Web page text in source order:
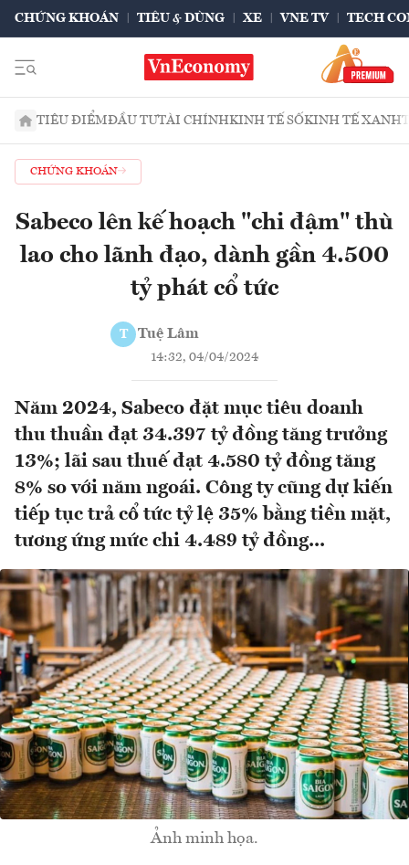
CHỨNG KHOÁN TIÊU & DÙNG XE VNE TV TECH
TIÊU ĐIỂMĐẦU TƯTÀI CHÍNHKINH TẾ SỐKINH TẾ XANH
CHỨNG KHOÁN
Sabeco lên kế hoạch "chi đậm" thù
lao cho lãnh đạo, dành gần 4.500
tỷ phát cổ tức
T Tuệ Lâm
14:32, 04/04/2024
Năm 2024, Sabeco đặt mục tiêu doanh
thu thuần đạt 34.397 tỷ đồng tăng trưởng
13%; lãi sau thuế đạt 4.580 tỷ đồng tăng
8% so với năm ngoái. Công ty cũng dự kiến
tiếp tục trả cổ tức tỷ lệ 35% bằng tiền mặt,
tương ứng mức chi 4.489 tỷ đồng...
Ảnh minh họa.